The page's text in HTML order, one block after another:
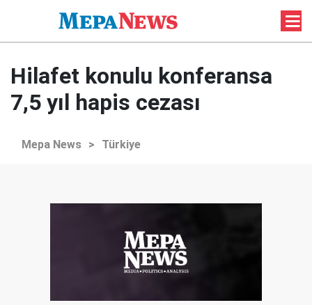
Hilafet konulu konferansa
7,5 yıl hapis cezası
Mepa News > Türkiye